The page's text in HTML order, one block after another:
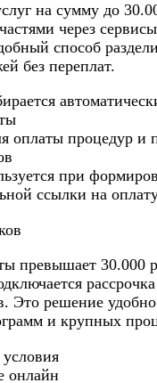
на сумму до
через
способ
без переплат.
оплаты процедур и
при
ссылки на
превышает 30.000
Это решение
и крупных
онлайн